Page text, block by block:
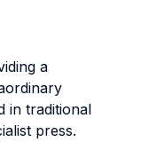
a
in traditional
press.